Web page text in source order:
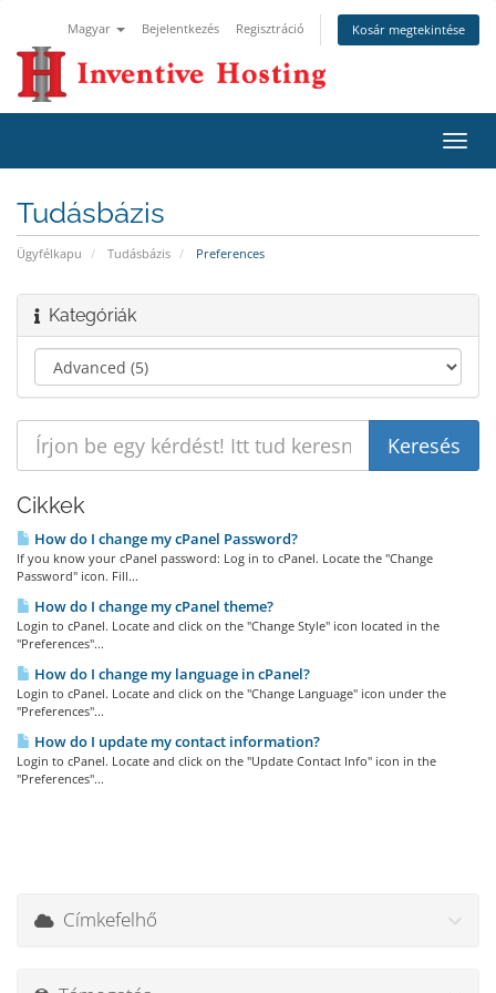
Magyar Bejelentkezés Regisztráció Kosár megtekintése
a
Tudásbázis
Ügyfélkapu Tudásbázis Preferences
Kategóriák
Cikkek
How do I change my cPanel Password?
If you know your cPanel password: Log in to cPanel. Locate the "Change
Password" icon. Fill...
How do I change my cPanel theme?
Login to cPanel. Locate and click on the "Change Style" icon located in the
"Preferences"...
How do I change my language in cPanel?
Login to cPanel. Locate and click on the "Change Language" icon under the
"Preferences"...
How do I update my contact information?
Login to cPanel. Locate and click on the "Update Contact Info" icon in the
"Preferences"...
Címkefelhő